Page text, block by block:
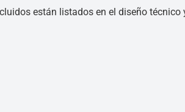
están listados en el diseño técnico